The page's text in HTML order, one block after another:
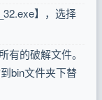
】，选择
有的破解文件。
bin文件夹下替